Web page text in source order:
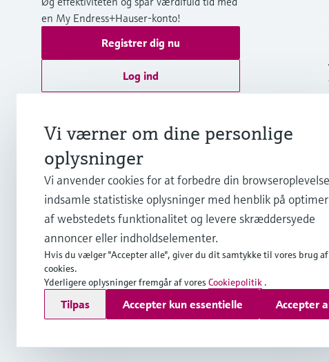
en My Endress+Hauser-konto!
Registrer dig nu
Log ind
Endress+Hauser A/S
Danmark
+45 70 131 132
info.dk@endress.com
Copyright © Endress+Hauser Group Services AG
KolofonInterneterklæring og ansvarsfraskrivelse
Vi værner om dine personlige
oplysninger
Vi anvender cookies for at forbedre din
indsamle statistiske oplysninger med henblik på
af webstedets funktionalitet og levere skræddersyede
annoncer eller indholdselementer.
Hvis du vælger "Accepter alle", giver du dit samtykke til vores brug af
cookies.
Yderligere oplysninger fremgår af voresCookiepolitik .
Tilpas Accepter kun essentielle Accepter